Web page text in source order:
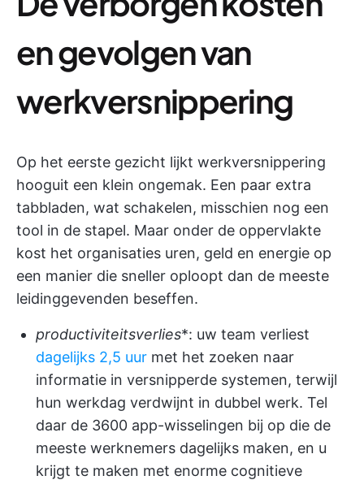
en gevolgen van
werkversnippering
Op het eerste gezicht lijkt werkversnippering
hooguit een klein ongemak. Een paar extra
tabbladen, wat schakelen, misschien nog een
tool in de stapel. Maar onder de oppervlakte
kost het organisaties uren, geld en energie op
een manier die sneller oploopt dan de meeste
leidinggevenden beseffen.
productiviteitsverlies*: uw team verliest
dagelijks 2,5 uur met het zoeken naar
informatie in versnipperde systemen, terwijl
hun werkdag verdwijnt in dubbel werk. Tel
daar de 3600 app-wisselingen bij op die de
meeste werknemers dagelijks maken, en u
krijgt te maken met enorme cognitieve